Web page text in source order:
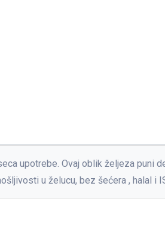
upotrebe. Ovaj oblik željeza puni
u želucu, bez šećera , halal i